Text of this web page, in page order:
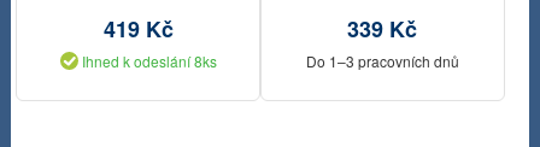
419 Kč
Ihned k odeslání 8ks
339 Kč
Do 1–3 pracovních dnů